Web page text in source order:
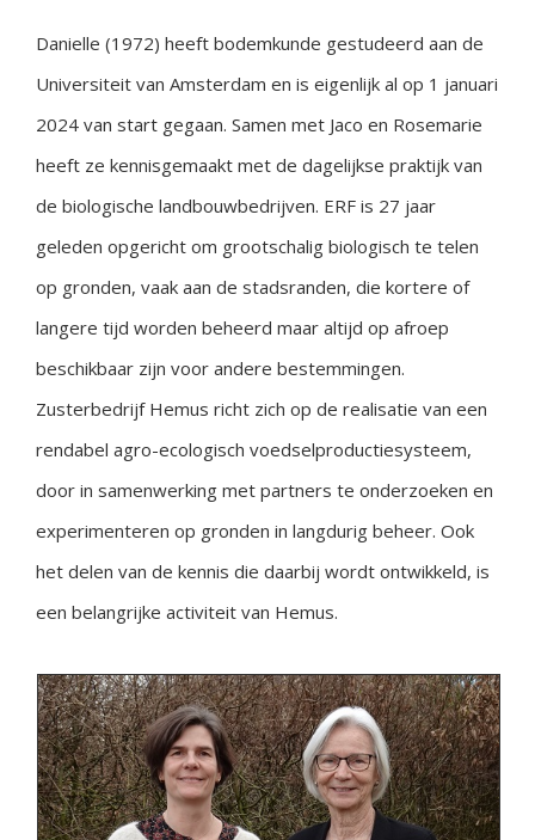
Danielle (1972) heeft bodemkunde gestudeerd aan de
Universiteit van Amsterdam en is eigenlijk al op 1 januari
2024 van start gegaan. Samen met Jaco en Rosemarie
heeft ze kennisgemaakt met de dagelijkse praktijk van
de biologische landbouwbedrijven. ERF is 27 jaar
geleden opgericht om grootschalig biologisch te telen
op gronden, vaak aan de stadsranden, die kortere of
langere tijd worden beheerd maar altijd op afroep
beschikbaar zijn voor andere bestemmingen.
Zusterbedrijf Hemus richt zich op de realisatie van een
rendabel agro-ecologisch voedselproductiesysteem,
door in samenwerking met partners te onderzoeken en
experimenteren op gronden in langdurig beheer. Ook
het delen van de kennis die daarbij wordt ontwikkeld, is
een belangrijke activiteit van Hemus.